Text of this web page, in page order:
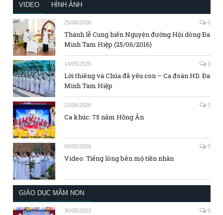
VIDEO HÌNH ẢNH
25/06/2026 0
Thánh lễ Cung hiến Nguyện đường Hội dòng Đa
Minh Tam Hiệp (25/06/2016)
14/05/2026 0
Lời thiêng và Chúa đã yêu con – Ca đoàn HD. Đa
Minh Tam Hiệp
11/05/2026 0
Ca khúc: 75 năm Hồng Ân
06/05/2026 0
Video: Tiếng lòng bên mộ tiền nhân
GIÁO DỤC MẦM NON
30/05/2023 0